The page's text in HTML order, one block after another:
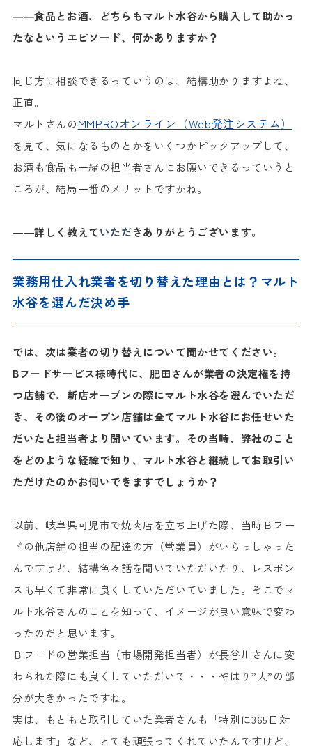
――食品とお酒、どちらもマルト水谷から購入して助かっ
たなというエピソード、何かありますか？
同じ方に相談できるっていうのは、結構助かりますよね、
正直。
マルトさんのMMPROオンライン（Web発注システム）
を見て、気になるものとかをいくつかピックアップして、
お酒も食品も一緒の担当者さんにお願いできるっていうと
ころが、結局一番のメリットですかね。
――詳しく教えていただきありがとうございます。
業務用仕入れ業者を切り替えた理由とは？マルト
水谷を選んだ決め手
では、次は業者の切り替えについて聞かせてください。
Bフードサービス様時代に、肥田さんが業者の決定権を持
つ店舗で、新店オープンの際にマルト水谷を選んでいただ
き、その後のオープン店舗は全てマルト水谷にお任せいた
だいたと担当者より聞いています。その当時、弊社のこと
をどのような経緯で知り、マルト水谷と継続してお取引い
ただけたのかお伺いできますでしょうか？
以前、岐阜県可児市で焼肉店を立ち上げた際、当時Ｂフー
ドの他店舗の担当の配達の方（営業員）がいらっしゃった
んですけど、結構色々話を聞いていただいたり、レスポン
スも早くて非常に良くしていただいていました。そこでマ
ルト水谷さんのことを知って、イメージが良い意味で変わ
ったのだと思います。
Ｂフードの営業担当（市場開発担当者）が長谷川さんに変
わられた際にも良くしていただいて・・・やはり”人”の部
分が大きかったですね。
実は、もともと取引していた業者さんも「特別に365日対
応します」など、とても頑張ってくれていたんですけど、